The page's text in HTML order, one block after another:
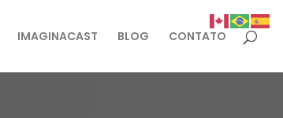
IMAGINACAST BLOG CONTATO